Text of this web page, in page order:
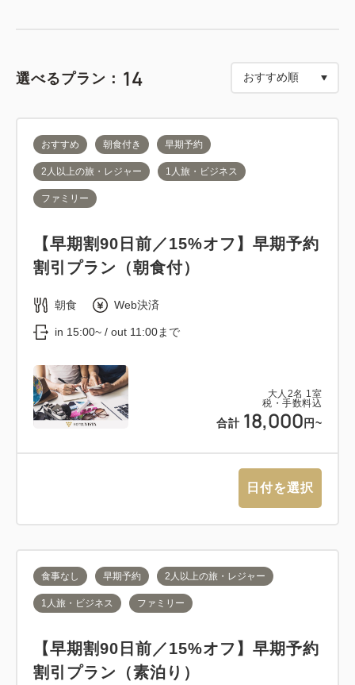
選べるプラン： 14
大人 2名 1室
税・手数料込
合計 18,000 円~
おすすめ 朝食付き 早期予約
2人以上の旅・レジャー 1人旅・ビジネス
ファミリー
【早期割90日前／15%オフ】早期予約
割引プラン（朝食付）
朝食 Web決済
in 15:00~ / out 11:00まで
日付を選択
食事なし 早期予約 2人以上の旅・レジャー
1人旅・ビジネス ファミリー
【早期割90日前／15%オフ】早期予約
割引プラン（素泊り）